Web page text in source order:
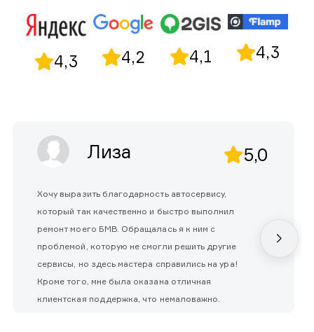
4,3 4,2 4,1 4,3
Лиза 5,0
Хочу выразить благодарность автосервису,
который так качественно и быстро выполнил
ремонт моего БМВ. Обращалась я к ним с
проблемой, которую не смогли решить другие
сервисы, но здесь мастера справились на ура!
Кроме того, мне была оказана отличная
клиентская поддержка, что немаловажно.